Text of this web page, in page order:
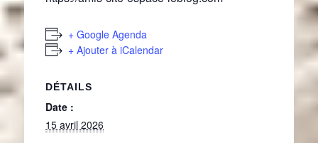
+ Google Agenda
+ Ajouter à iCalendar
DÉTAILS
Date :
15 avril 2026